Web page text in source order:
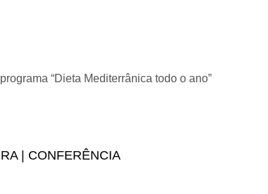
“Dieta Mediterrânica todo o ano”
| CONFERÊNCIA